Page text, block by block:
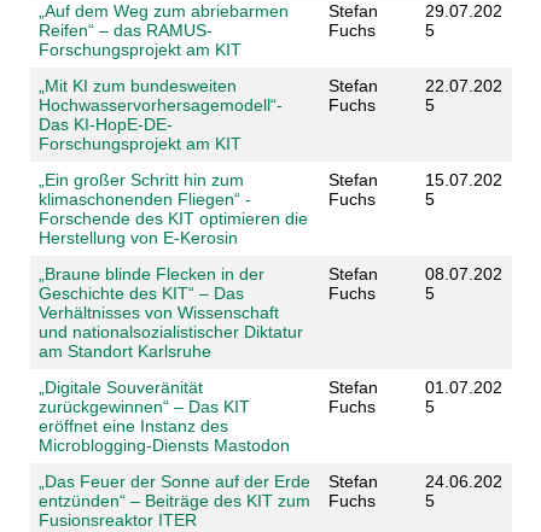
„Auf dem Weg zum abriebarmen
Reifen“ – das RAMUS-
Forschungsprojekt am KIT
Stefan
Fuchs
29.07.202
5
„Mit KI zum bundesweiten
Hochwasservorhersagemodell“-
Das KI-HopE-DE-
Forschungsprojekt am KIT
Stefan
Fuchs
22.07.202
5
„Ein großer Schritt hin zum
klimaschonenden Fliegen“ -
Forschende des KIT optimieren die
Herstellung von E-Kerosin
Stefan
Fuchs
15.07.202
5
„Braune blinde Flecken in der
Geschichte des KIT“ – Das
Verhältnisses von Wissenschaft
und nationalsozialistischer Diktatur
am Standort Karlsruhe
Stefan
Fuchs
08.07.202
5
„Digitale Souveränität
zurückgewinnen“ – Das KIT
eröffnet eine Instanz des
Microblogging-Diensts Mastodon
Stefan
Fuchs
01.07.202
5
„Das Feuer der Sonne auf der Erde
entzünden“ – Beiträge des KIT zum
Fusionsreaktor ITER
Stefan
Fuchs
24.06.202
5